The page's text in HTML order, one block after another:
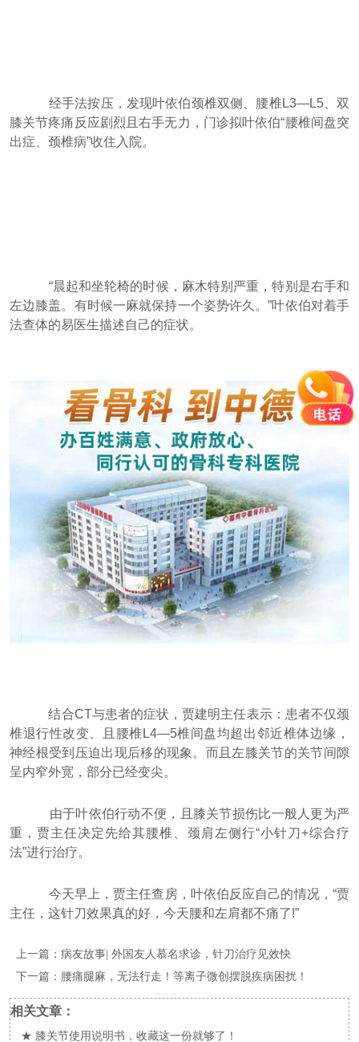
经手法按压，发现叶依伯颈椎双侧、腰椎L3—L5、双
膝关节疼痛反应剧烈且右手无力，门诊拟叶依伯“腰椎间盘突
出症、颈椎病”收住入院。
“晨起和坐轮椅的时候，麻木特别严重，特别是右手和
左边膝盖。有时候一麻就保持一个姿势许久。”叶依伯对着手
法查体的易医生描述自己的症状。
结合CT与患者的症状，贾建明主任表示：患者不仅颈
椎退行性改变、且腰椎L4—5椎间盘均超出邻近椎体边缘，
神经根受到压迫出现后移的现象。而且左膝关节的关节间隙
呈内窄外宽，部分已经变尖。
由于叶依伯行动不便，且膝关节损伤比一般人更为严
重，贾主任决定先给其腰椎、颈肩左侧行“小针刀+综合疗
法”进行治疗。
今天早上，贾主任查房，叶依伯反应自己的情况，“贾
主任，这针刀效果真的好，今天腰和左肩都不痛了!”
上一篇：病友故事| 外国友人慕名求诊，针刀治疗见效快
下一篇： 腰痛腿麻，无法行走！等离子微创摆脱疾病困扰！
相关文章：
★ 膝关节使用说明书，收藏这一份就够了！